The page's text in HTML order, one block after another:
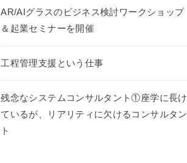
AR/AIグラスのビジネス検討ワークショップ
＆起業セミナーを開催
工程管理支援という仕事
残念なシステムコンサルタント①座学に長け
ているが、リアリティに欠けるコンサルタン
ト